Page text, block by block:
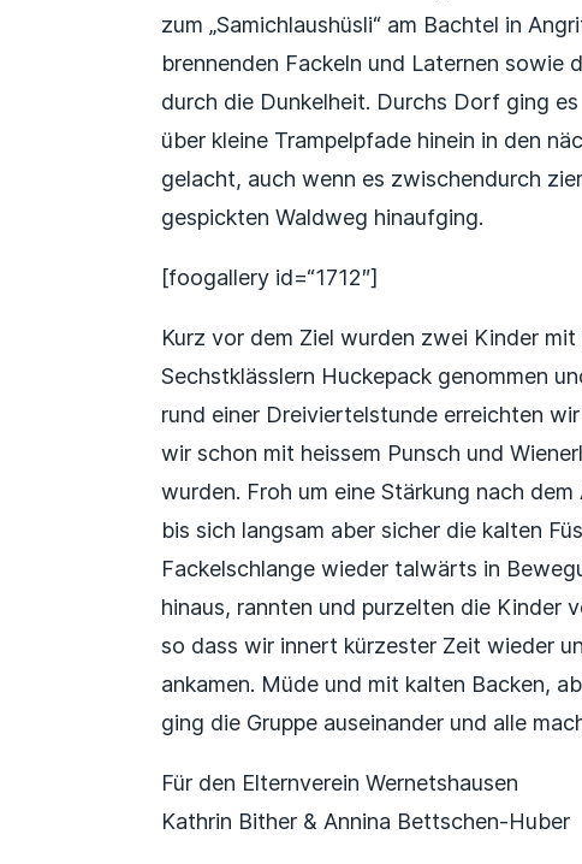
zum „Samichlaushüsli“ am Bachtel in
brennenden Fackeln und Laternen sowie
durch die Dunkelheit. Durchs Dorf ging
über kleine Trampelpfade hinein in den
gelacht, auch wenn es zwischendurch
gespickten Waldweg hinaufging.
[foogallery id=“1712″]
Kurz vor dem Ziel wurden zwei Kinder
Sechstklässlern Huckepack genommen
rund einer Dreiviertelstunde erreichten
wir schon mit heissem Punsch und
wurden. Froh um eine Stärkung nach
bis sich langsam aber sicher die kalten
Fackelschlange wieder talwärts in
hinaus, rannten und purzelten die Kinder
so dass wir innert kürzester Zeit wieder
ankamen. Müde und mit kalten Backen,
ging die Gruppe auseinander und alle
Für den Elternverein Wernetshausen
Kathrin Bither & Annina Bettschen-Huber